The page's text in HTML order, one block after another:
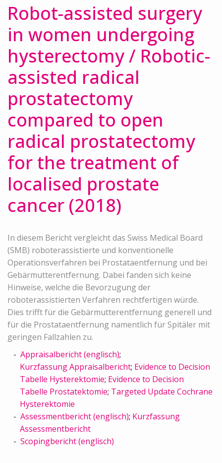
Robot-assisted surgery
in women undergoing
hysterectomy / Robotic-
assisted radical
prostatectomy
compared to open
radical prostatectomy
for the treatment of
localised prostate
cancer (2018)
In diesem Bericht vergleicht das Swiss Medical Board
(SMB) roboterassistierte und konventionelle
Operationsverfahren bei Prostataentfernung und bei
Gebärmutterentfernung. Dabei fanden sich keine
Hinweise, welche die Bevorzugung der
roboterassistierten Verfahren rechtfertigen würde.
Dies trifft für die Gebärmutterentfernung generell und
für die Prostataentfernung namentlich für Spitäler mit
geringen Fallzahlen zu.
Appraisalbericht (englisch);
Kurzfassung Appraisalbericht; Evidence to Decision
Tabelle Hysterektomie; Evidence to Decision
Tabelle Prostatektomie; Targeted Update Cochrane
Hysterektomie
Assessmentbericht (englisch); Kurzfassung
Assessmentbericht
Scopingbericht (englisch)